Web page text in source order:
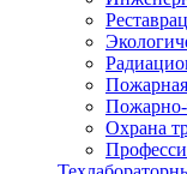
Пожарная
Охрана